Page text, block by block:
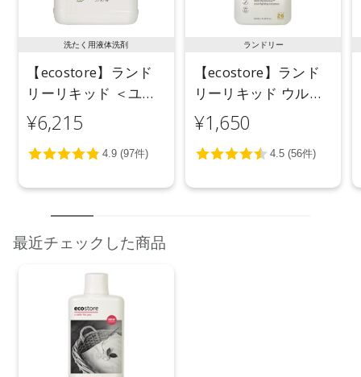
洗たく用液体洗剤
【ecostore】ランド
リーリキッド ＜ユー
カリ＞ 5L
¥6,215
ランドリー
【ecostore】ランド
リーリキッド ウルト
ラパワー925mL
¥1,650
最近チェックした商品